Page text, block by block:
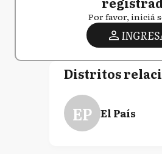
Por favor, iniciá
Distritos
EP El País